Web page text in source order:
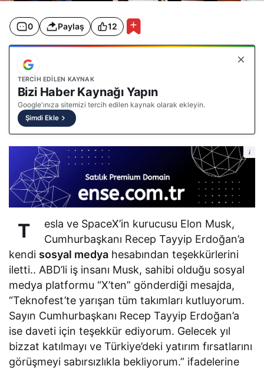
0 Paylaş 12
TERCIH EDILEN KAYNAK
Bizi Haber Kaynağı Yapın
Google'ınıza sitemizi tercih edilen kaynak olarak ekleyin.
Şimdi Ekle
i
T
esla ve SpaceX’in kurucusu Elon Musk,
Cumhurbaşkanı Recep Tayyip Erdoğan’a
kendi sosyal medya hesabından teşekkürlerini
iletti.. ABD’li iş insanı Musk, sahibi olduğu sosyal
medya platformu “X’ten” gönderdiği mesajda,
“Teknofest’te yarışan tüm takımları kutluyorum.
Sayın Cumhurbaşkanı Recep Tayyip Erdoğan’a
ise daveti için teşekkür ediyorum. Gelecek yıl
bizzat katılmayı ve Türkiye’deki yatırım fırsatlarını
görüşmeyi sabırsızlıkla bekliyorum.” ifadelerine